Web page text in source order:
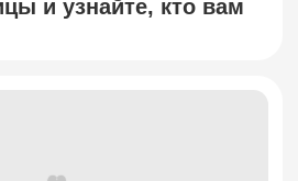
и узнайте, кто вам